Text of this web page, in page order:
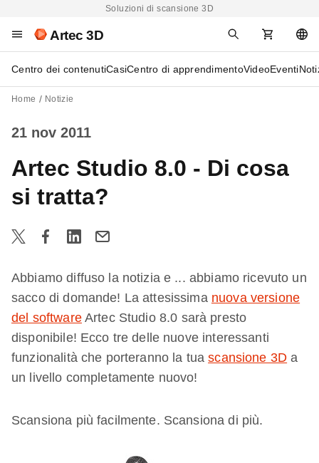
Soluzioni di scansione 3D
Artec 3D
Centro dei contenutiCasiCentro di apprendimentoVideoEventi
Home Notizie
21 nov 2011
Artec Studio 8.0 - Di cosa
si tratta?
Abbiamo diffuso la notizia e ... abbiamo ricevuto un
sacco di domande! La attesissima nuova versione
del softwareArtec Studio 8.0 sarà presto
disponibile! Ecco tre delle nuove interessanti
funzionalità che porteranno la tuascansione 3D a
un livello completamente nuovo!
Scansiona più facilmente. Scansiona di più.